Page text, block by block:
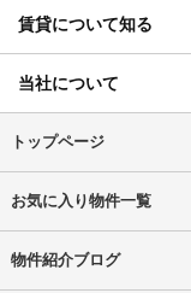
賃貸について知る
当社について
トップページ
お気に入り物件一覧
物件紹介ブログ